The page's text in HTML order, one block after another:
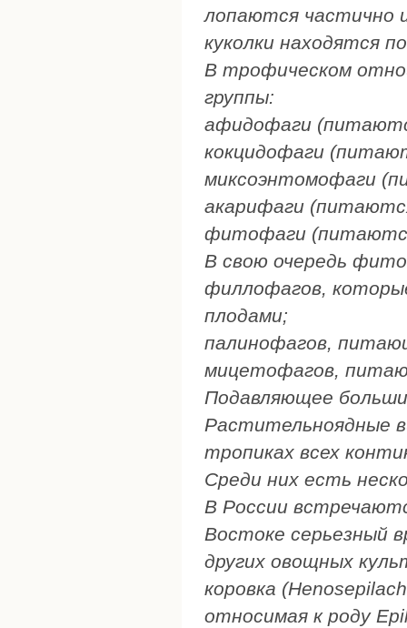
лопаются частично
куколки находятся
В трофическом
группы:
афидофаги
кокцидофаги
миксоэнтомофаги
акарифаги
фитофаги
В свою очередь
филлофагов,
плодами;
палинофагов,
мицетофагов,
Подавляющее
Растительноядные
тропиках всех
Среди них есть
В России
Востоке серьезный
других овощных
коровка
относимая к роду